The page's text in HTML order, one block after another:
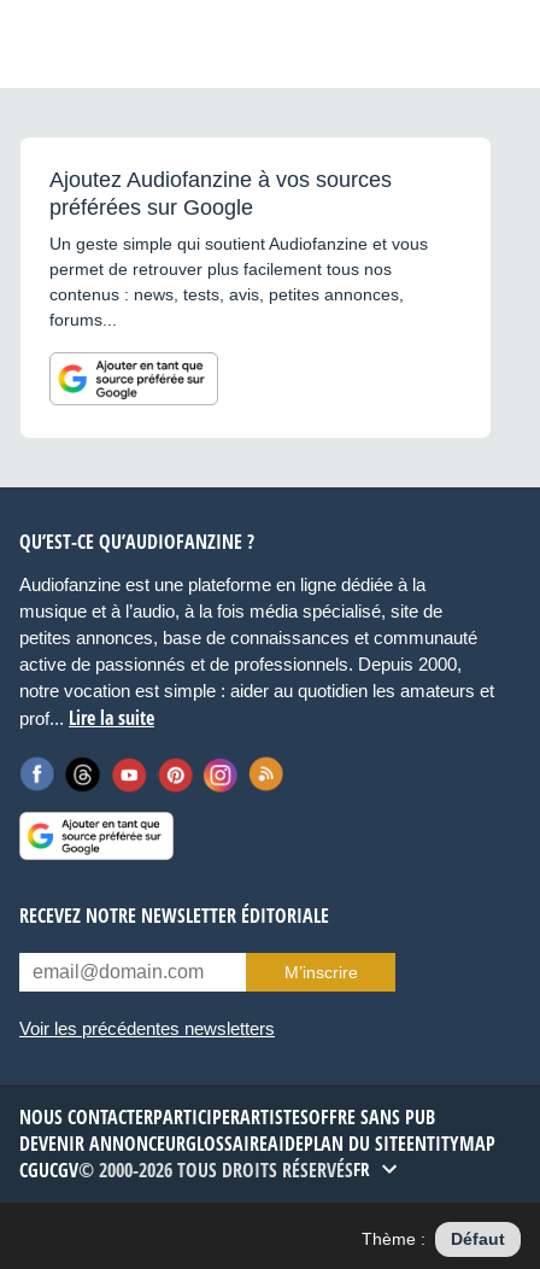
Ajoutez Audiofanzine à vos sources
préférées sur Google
Un geste simple qui soutient Audiofanzine et vous
permet de retrouver plus facilement tous nos
contenus : news, tests, avis, petites annonces,
forums...
QU’EST-CE QU’AUDIOFANZINE ?
Audiofanzine est une plateforme en ligne dédiée à la
musique et à l’audio, à la fois média spécialisé, site de
petites annonces, base de connaissances et communauté
active de passionnés et de professionnels. Depuis 2000,
notre vocation est simple : aider au quotidien les amateurs et
prof... Lire la suite
RECEVEZ NOTRE NEWSLETTER ÉDITORIALE
M’inscrire
Voir les précédentes newsletters
NOUS CONTACTERPARTICIPERARTISTESOFFRE SANS PUB
DEVENIR ANNONCEURGLOSSAIREAIDEPLAN DU SITEENTITYMAP
CGUCGV© 2000-2026 TOUS DROITS RÉSERVÉSFR
Thème : Défaut